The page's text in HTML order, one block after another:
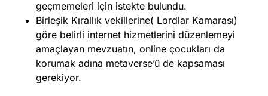
geçmemeleri için istekte bulundu.
Birleşik Kırallık vekillerine( Lordlar Kamarası)
göre belirli internet hizmetlerini düzenlemeyi
amaçlayan mevzuatın, online çocukları da
korumak adına metaverse’ü de kapsaması
gerekiyor.